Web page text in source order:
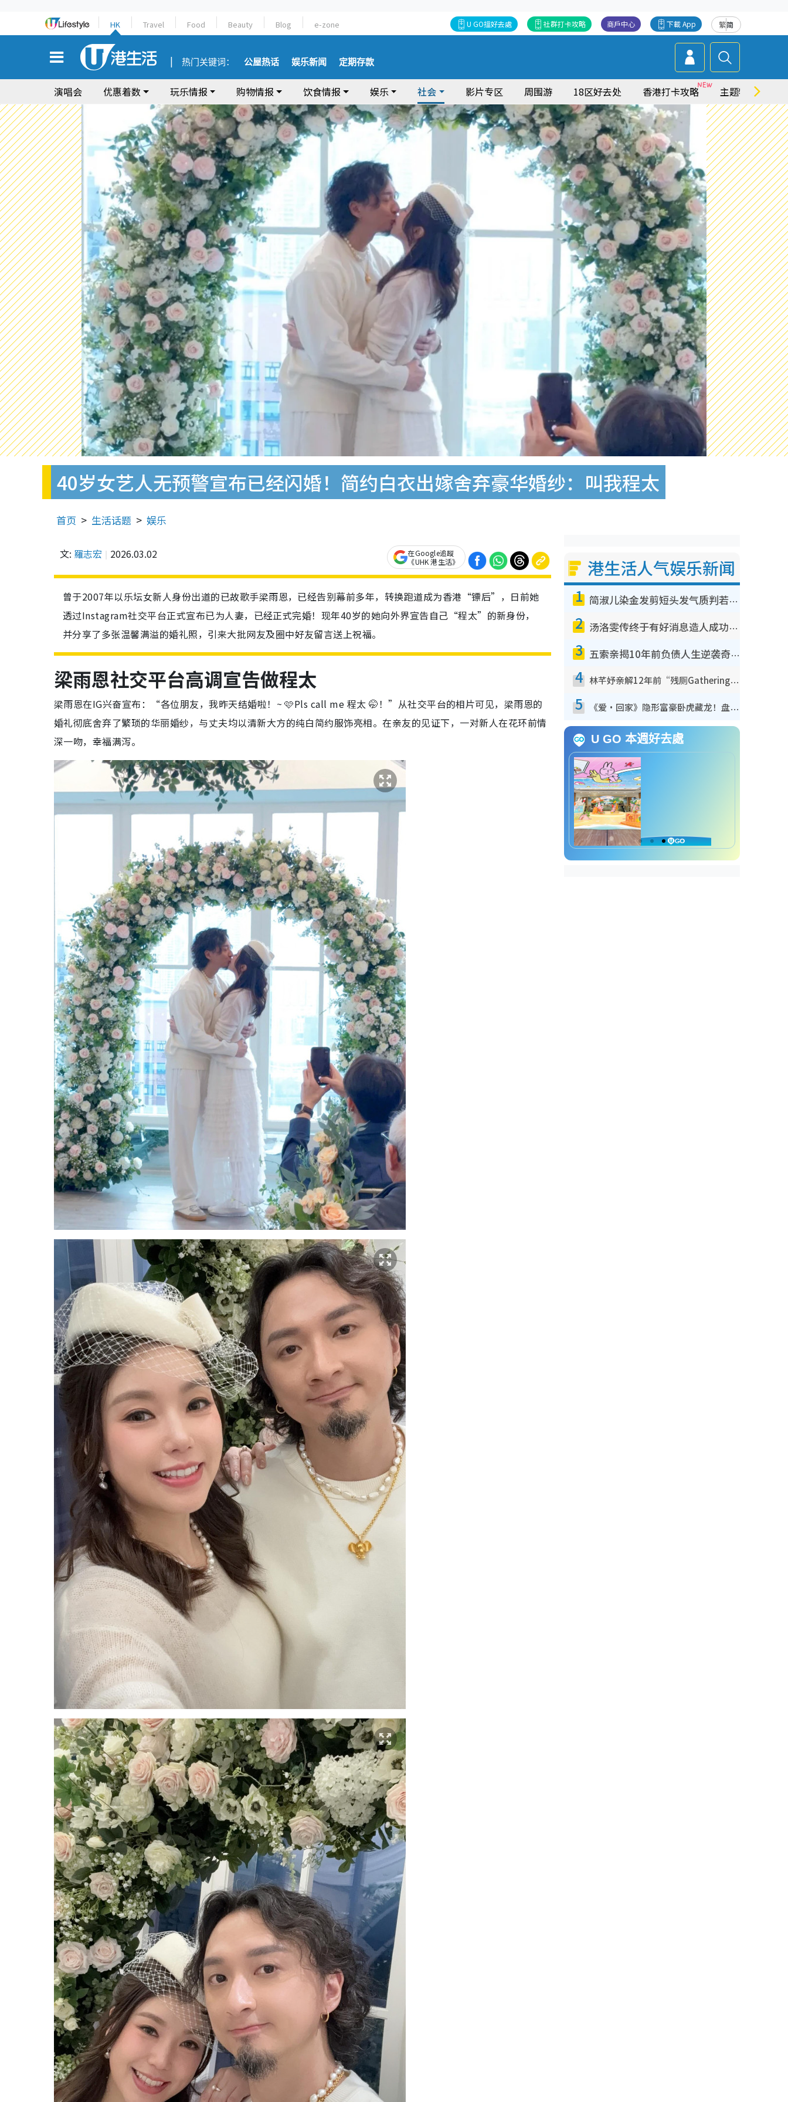
HK Travel Food Beauty Blog e-zone 繁简
下載 App
商戶中心
社群打卡攻略
U GO搵好去處
热门关键词： 公屋热话 娱乐新闻 定期存款
演唱会 优惠着数 玩乐情报 购物情报 饮食情报 娱乐 社会 影片专区 周围游 18区好去处 香港打卡攻略 主题特集
40岁女艺人无预警宣布已经闪婚！简约白衣出嫁舍弃豪华婚纱：叫我程太
首页 生活话题 娱乐
文: 羅志宏 2026.03.02
在Google追蹤
《UHK 港生活》
曾于2007年以乐坛女新人身份出道的已故歌手梁雨恩，已经告别幕前多年，转换跑道成为香港“镖后”，日前她
透过Instagram社交平台正式宣布已为人妻，已经正式完婚！现年40岁的她向外界宣告自己“程太”的新身份，
并分享了多张温馨满溢的婚礼照，引来大批网友及圈中好友留言送上祝福。
梁雨恩社交平台高调宣告做程太
梁雨恩在IG兴奋宣布：“各位朋友，我昨天结婚啦！~ 🩷Pls call me 程太 🤭！”从社交平台的相片可见，梁雨恩的
婚礼彻底舍弃了繁琐的华丽婚纱，与丈夫均以清新大方的纯白简约服饰亮相。在亲友的见证下，一对新人在花环前情
深一吻，幸福满泻。
港生活人气娱乐新闻
1 简淑儿染金发剪短头发气质判若两人！吓坏老公麦大力都认不出：“你做什么？”
2 汤洛雯传终于有好消息造人成功！两大细节曝孕味极浓引猜测：大肚婆先会咁！
3 五索亲揭10年前负债人生逆袭奇迹！全靠去一地方转运后即遇上马先生
4 林芊妤亲解12年前“残厕Gathering”真相！高层解约一句话重创尊严，至今拒返TVB
5 《爱·回家》隐形富豪卧虎藏龙！盘点12位财气逼人的有钱艺人：这位美女3亿身家不愁做
U GO 本週好去處